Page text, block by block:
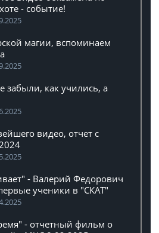
- событие!
магии, вспоминаем
забыли, как учились, а
видео, отчет с
- Валерий Федорович
ученики в "СКАТ"
- отчетный фильм о